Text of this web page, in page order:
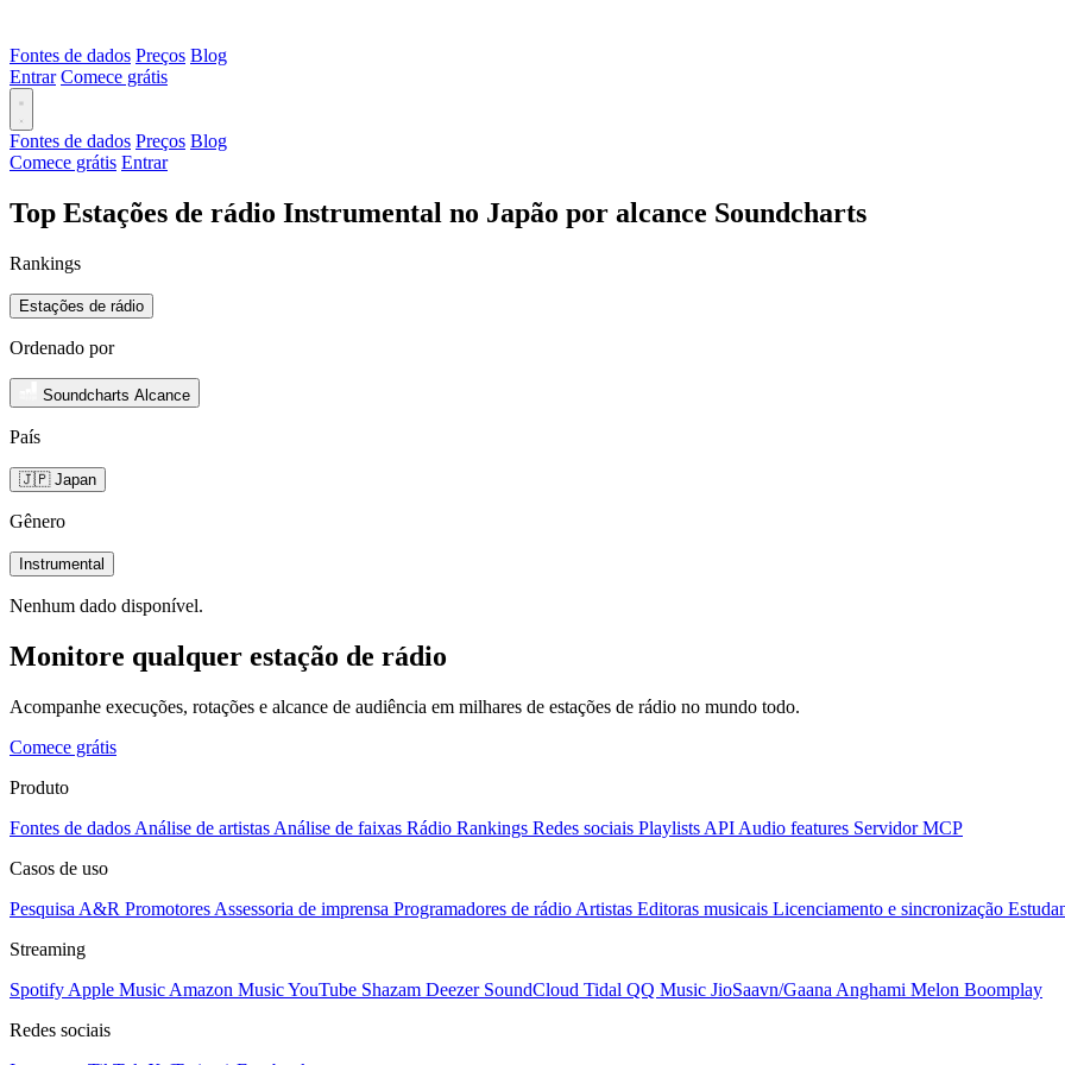
Fontes de dados Preços Blog
Entrar Comece grátis
Fontes de dados Preços Blog
Comece grátis Entrar
Top Estações de rádio Instrumental no Japão por alcance Soundcharts
Rankings
Estações de rádio
Ordenado por
Soundcharts Alcance
País
🇯🇵 Japan
Gênero
Instrumental
Nenhum dado disponível.
Monitore qualquer estação de rádio
Acompanhe execuções, rotações e alcance de audiência em milhares de estações de rádio no mundo todo.
Comece grátis
Produto
Fontes de dados Análise de artistas Análise de faixas Rádio Rankings Redes sociais Playlists API Audio features Servidor MCP
Casos de uso
Pesquisa A&R Promotores Assessoria de imprensa Programadores de rádio Artistas Editoras musicais Licenciamento e sincronização
Streaming
Spotify Apple Music Amazon MusicYouTube Shazam Deezer SoundCloud Tidal QQ Music JioSaavn/Gaana Anghami Melon Boomplay
Redes sociais